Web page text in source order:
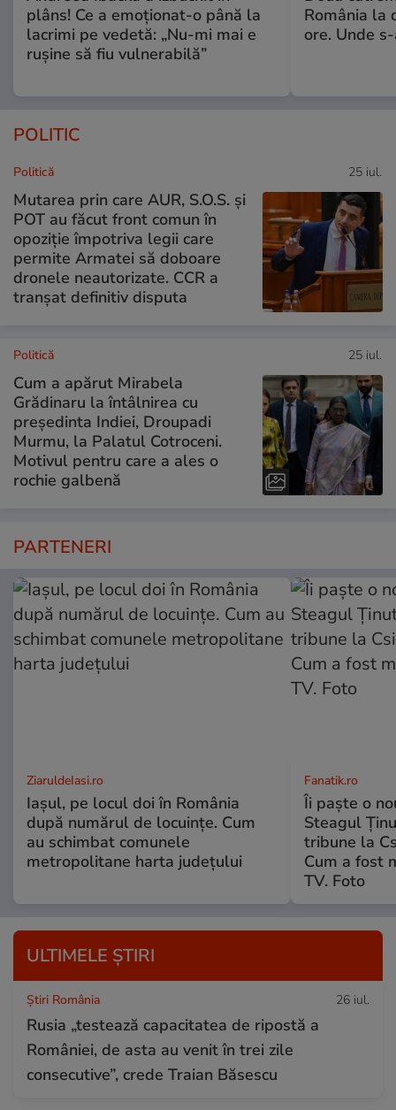
plâns! Ce a emoționat-o până la
lacrimi pe vedetă: „Nu-mi mai e
rușine să fiu vulnerabilă”
România la
ore. Unde
POLITIC
Politică 25 iul.
Mutarea prin care AUR, S.O.S. și
POT au făcut front comun în
opoziție împotriva legii care
permite Armatei să doboare
dronele neautorizate. CCR a
tranșat definitiv disputa
Politică 25 iul.
Cum a apărut Mirabela
Grădinaru la întâlnirea cu
președinta Indiei, Droupadi
Murmu, la Palatul Cotroceni.
Motivul pentru care a ales o
rochie galbenă
PARTENERI
ZiaruldeIasi.ro
Iașul, pe locul doi în România
după numărul de locuințe. Cum
au schimbat comunele
metropolitane harta județului
Fanatik.ro
Îi paște o
Steagul
tribune la
Cum a fost
TV. Foto
ULTIMELE ȘTIRI
Știri România 26 iul.
Rusia „testează capacitatea de ripostă a
României, de asta au venit în trei zile
consecutive”, crede Traian Băsescu